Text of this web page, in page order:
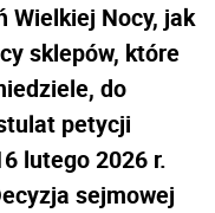
Wielkiej Nocy, jak
sklepów, które
do
petycji
lutego 2026 r.
sejmowej